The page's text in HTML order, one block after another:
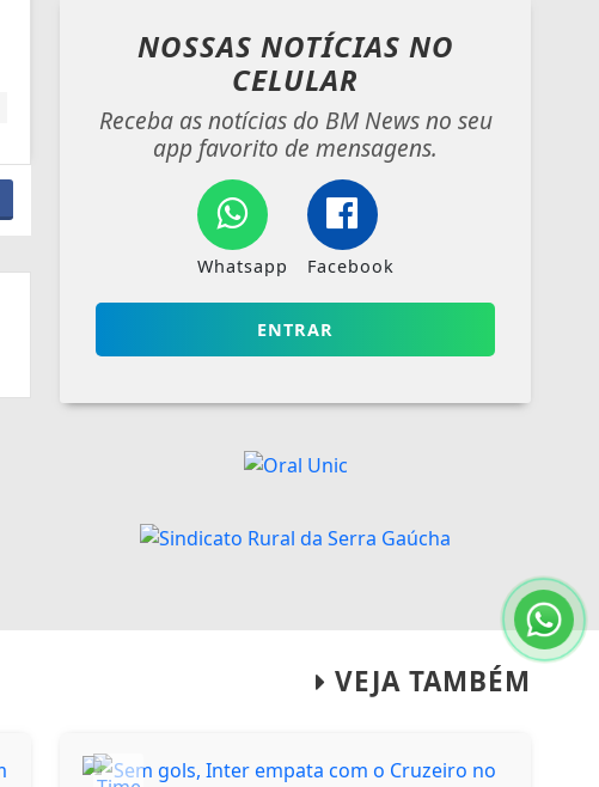
NOSSAS NOTÍCIAS NO
CELULAR
Receba as notícias do BM News no seu
app favorito de mensagens.
Whatsapp Facebook
ENTRAR
VEJA TAMBÉM